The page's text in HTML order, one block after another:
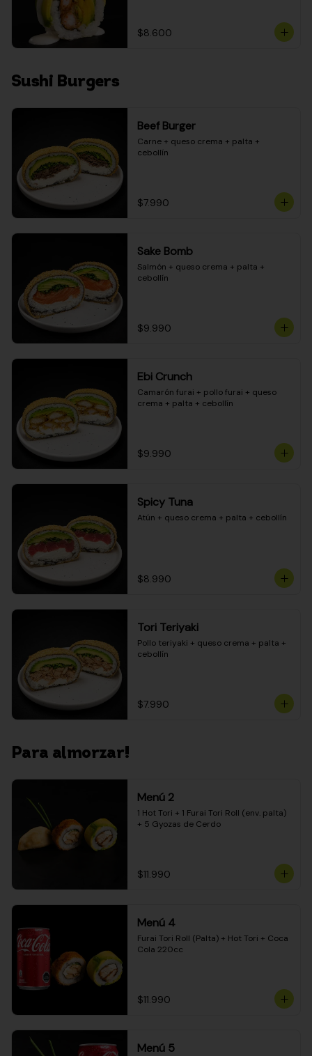
$8.600
Sushi Burgers
Beef Burger
Carne + queso crema + palta +
cebollín
$7.990
Sake Bomb
Salmón + queso crema + palta +
cebollín
$9.990
Ebi Crunch
Camarón furai + pollo furai + queso
crema + palta + cebollín
$9.990
Spicy Tuna
Atún + queso crema + palta + cebollín
$8.990
Tori Teriyaki
Pollo teriyaki + queso crema + palta +
cebollín
$7.990
Para almorzar!
Menú 2
1 Hot Tori + 1 Furai Tori Roll (env. palta)
+ 5 Gyozas de Cerdo
$11.990
Menú 4
Furai Tori Roll (Palta) + Hot Tori + Coca
Cola 220cc
$11.990
Menú 5